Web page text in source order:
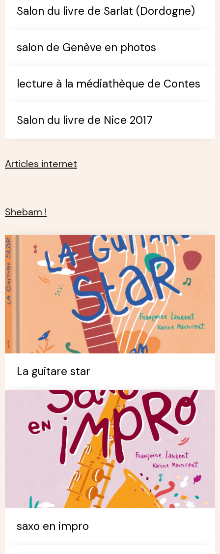
Salon du livre de Sarlat (Dordogne)
salon de Genève en photos
lecture à la médiathèque de Contes
Salon du livre de Nice 2017
Articles internet
Shebam !
La guitare star
saxo en impro